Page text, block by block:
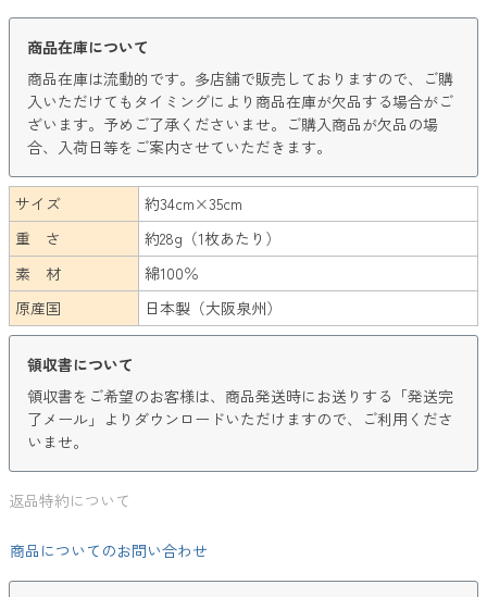
商品在庫について
商品在庫は流動的です。多店舗で販売しておりますので、ご購
入いただけてもタイミングにより商品在庫が欠品する場合がご
ざいます。予めご了承くださいませ。ご購入商品が欠品の場
合、入荷日等をご案内させていただきます。
サイズ
約34cm×35cm
重 さ
約28g（1枚あたり）
素 材
綿100％
原産国
日本製（大阪泉州）
領収書について
領収書をご希望のお客様は、商品発送時にお送りする「発送完
了メール」よりダウンロードいただけますので、ご利用くださ
いませ。
返品特約について
商品についてのお問い合わせ